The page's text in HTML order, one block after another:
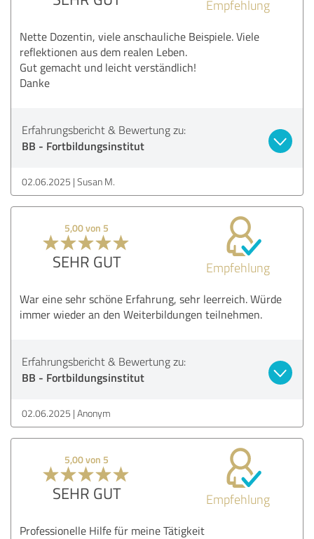
Empfehlung
Nette Dozentin, viele anschauliche Beispiele. Viele
reflektionen aus dem realen Leben.
Gut gemacht und leicht verständlich!
Danke
Erfahrungsbericht & Bewertung zu:
BB - Fortbildungsinstitut
02.06.2025 Susan M.
5,00 von 5
SEHR GUT Empfehlung
War eine sehr schöne Erfahrung, sehr leerreich. Würde
immer wieder an den Weiterbildungen teilnehmen.
Erfahrungsbericht & Bewertung zu:
BB - Fortbildungsinstitut
02.06.2025 Anonym
5,00 von 5
SEHR GUT Empfehlung
Professionelle Hilfe für meine Tätigkeit